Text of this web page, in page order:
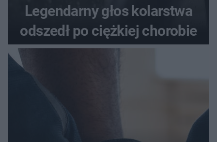
Legendarny głos kolarstwa
odszedł po ciężkiej chorobie